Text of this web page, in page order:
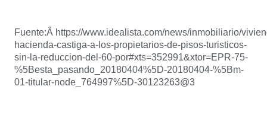
Fuente:Â https://www.idealista.com/news/inmobiliario/
hacienda-castiga-a-los-propietarios-de-pisos-turisticos-
sin-la-reduccion-del-60-por#xts=352991&xtor=EPR-75-
%5Besta_pasando_20180404%5D-20180404-%5Bm-
01-titular-node_764997%5D-30123263@3